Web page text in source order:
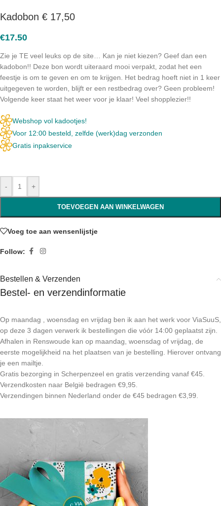
Kadobon € 17,50
€17.50
Zie je TE veel leuks op de site… Kan je niet kiezen? Geef dan een
kadobon!! Deze bon wordt uiteraard mooi verpakt, zodat het een
feestje is om te geven en om te krijgen. Het bedrag hoeft niet in 1 keer
uitgegeven te worden, blijft er een restbedrag over? Geen probleem!
Volgende keer staat het weer voor je klaar! Veel shopplezier!!
Webshop vol kadootjes!
Voor 12:00 besteld, zelfde (werk)dag verzonden
Gratis inpakservice
- +
TOEVOEGEN AAN WINKELWAGEN
Voeg toe aan wensenlijstje
Follow:
Bestellen & Verzenden
Bestel- en verzendinformatie
Op maandag , woensdag en vrijdag ben ik aan het werk voor ViaSuuS,
op deze 3 dagen verwerk ik bestellingen die vóór 14:00 geplaatst zijn.
Afhalen in Renswoude kan op maandag, woensdag of vrijdag, de
eerste mogelijkheid na het plaatsen van je bestelling. Hierover ontvang
je een mailtje.
Gratis bezorging in Scherpenzeel en gratis verzending vanaf €45.
Verzendkosten naar België bedragen €9,95.
Verzendingen binnen Nederland onder de €45 bedragen €3,99.